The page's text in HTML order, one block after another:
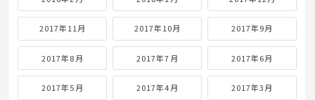
2017年11月 2017年10月 2017年9月
2017年8月 2017年7月 2017年6月
2017年5月 2017年4月 2017年3月